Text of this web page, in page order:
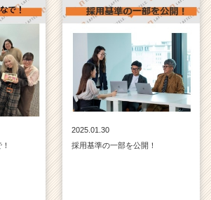
2025.01.30
採用基準の一部を公開！